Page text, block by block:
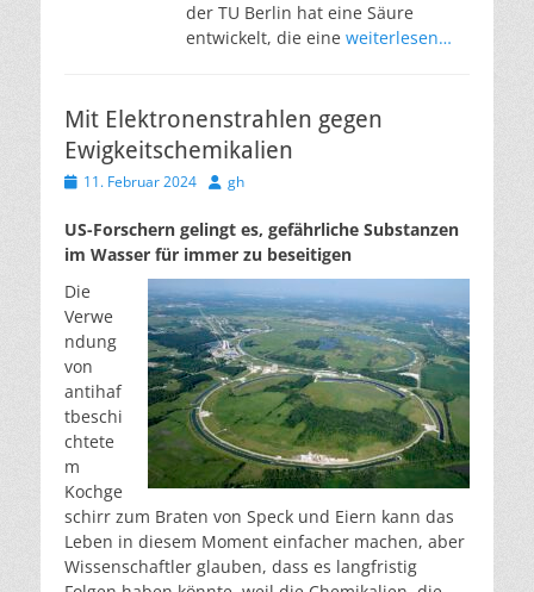
der TU Berlin hat eine Säure
entwickelt, die eine weiterlesen…
Mit Elektronenstrahlen gegen
Ewigkeitschemikalien
Veröffentlicht
11. Februar 2024 Autor
gh
US-Forschern gelingt es, gefährliche Substanzen
im Wasser für immer zu beseitigen
Die
Verwe
ndung
von
antihaf
tbeschi
chtete
m
Kochge
schirr zum Braten von Speck und Eiern kann das
Leben in diesem Moment einfacher machen, aber
Wissenschaftler glauben, dass es langfristig